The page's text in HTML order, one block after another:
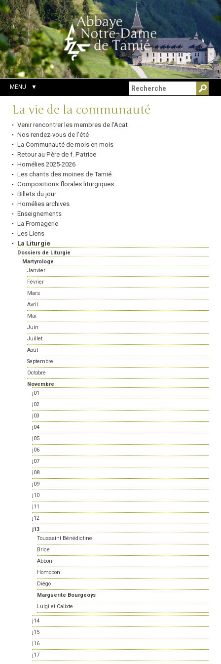
Aller
au
contenu.
|
Aller
à
la
navigation
Outils
personnels
Chercher par
Recherche
avancée…
MENU
Navigation
La vie de la communauté
Venir rencontrer les membres de l'Acat
Nos rendez-vous de l'été
La Communauté de mois en mois
Retour au Père de f. Patrice
Homélies 2025-2026
Les chants des moines de Tamié
Compositions florales liturgiques
Billets du jour
Homélies archives
Enseignements
La Fromagerie
Les Liens
La Liturgie
Dossiers de Liturgie
Martyrologe
Janvier
Février
Mars
Avril
Mai
Juin
Juillet
Août
Septembre
Octobre
Novembre
j01
j02
j03
j04
j05
j06
j07
j08
j09
j10
j11
j12
j13
Toussaint Bénédictine
Brice
Abbon
Homobon
Diégo
Marguerite Bourgeoys
Luigi et Calixte
j14
j15
j16
j17